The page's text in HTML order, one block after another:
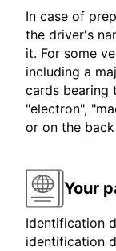
In case of
the driver's
it. For some
including a
cards bearing
"electron",
or on the
Your
Identification
identification